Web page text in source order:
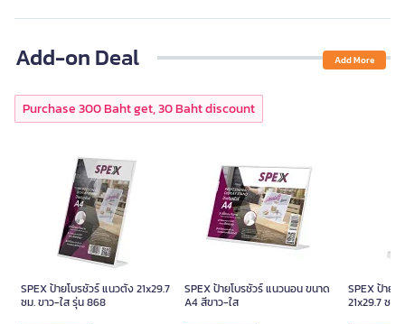
Add-on Deal Add More
Purchase 300 Baht get, 30 Baht discount
SPEX ป้ายโบรชัวร์ แนวตั้ง 21x29.7
ซม. ขาว-ใส รุ่น 868
SPEX ป้ายโบรชัวร์ แนวนอน ขนาด
A4 สีขาว-ใส
SPEX ป้าย
21x29.7 ซม.